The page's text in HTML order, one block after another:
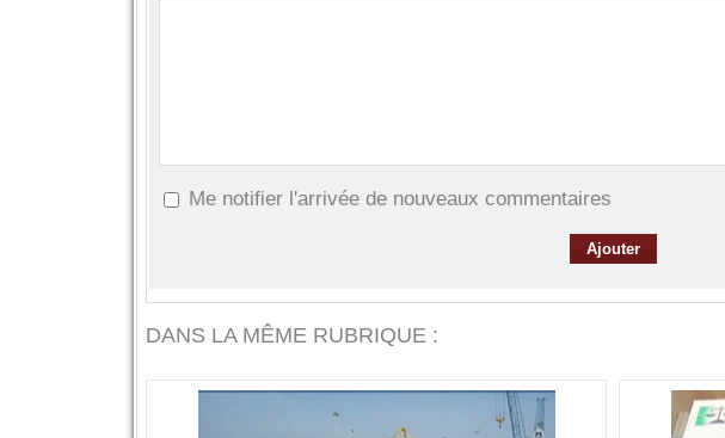
Me notifier l'arrivée de nouveaux commentaires
DANS LA MÊME RUBRIQUE :